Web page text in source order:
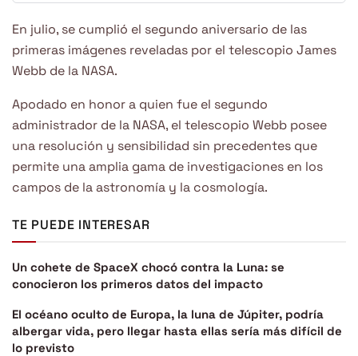
En julio, se cumplió el segundo aniversario de las
primeras imágenes reveladas por el telescopio James
Webb de la NASA.
Apodado en honor a quien fue el segundo
administrador de la NASA, el telescopio Webb posee
una resolución y sensibilidad sin precedentes que
permite una amplia gama de investigaciones en los
campos de la astronomía y la cosmología.
TE PUEDE INTERESAR
Un cohete de SpaceX chocó contra la Luna: se
conocieron los primeros datos del impacto
El océano oculto de Europa, la luna de Júpiter, podría
albergar vida, pero llegar hasta ellas sería más difícil de
lo previsto